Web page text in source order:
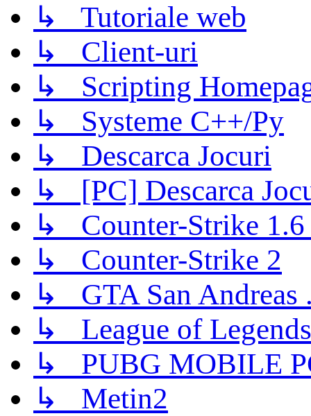
↳ Tutoriale web
↳ Client-uri
↳ Scripting
↳ Systeme C++/Py
↳ Descarca Jocuri
↳ [PC] Descarca
↳ Counter-Strike 1.6
↳ Counter-Strike 2
↳ GTA San Andreas
↳ League of Legends
↳ PUBG MOBILE
↳ Metin2